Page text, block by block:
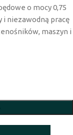
o mocy 0,75
i niezawodną pracę
maszyn i